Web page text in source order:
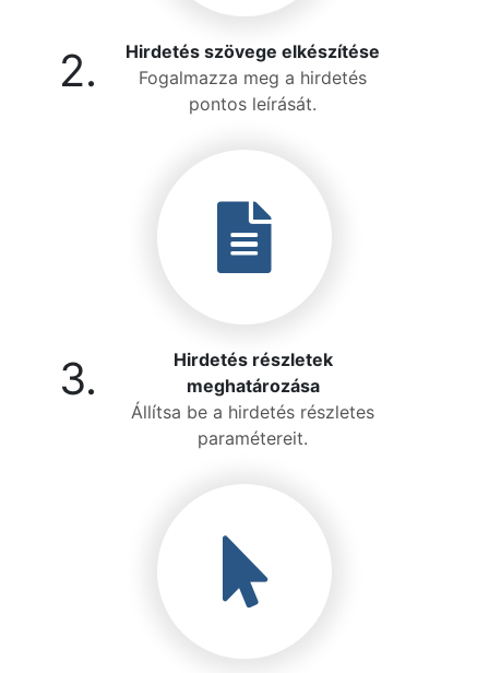
2.
Hirdetés szövege elkészítése
Fogalmazza meg a hirdetés
pontos leírását.
3.
Hirdetés részletek
meghatározása
Állítsa be a hirdetés részletes
paramétereit.